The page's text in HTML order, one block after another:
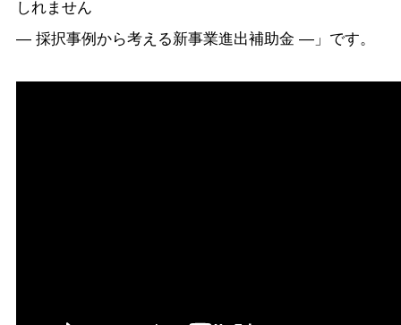
しれません
― 採択事例から考える新事業進出補助金 ―」です。